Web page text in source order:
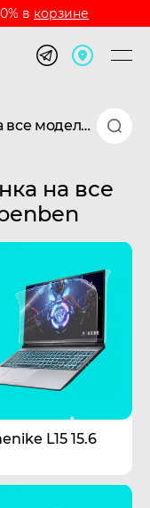
в корзине
Защитная бронепленка на все модели ноутбук Maibenben
на все
L15 15.6